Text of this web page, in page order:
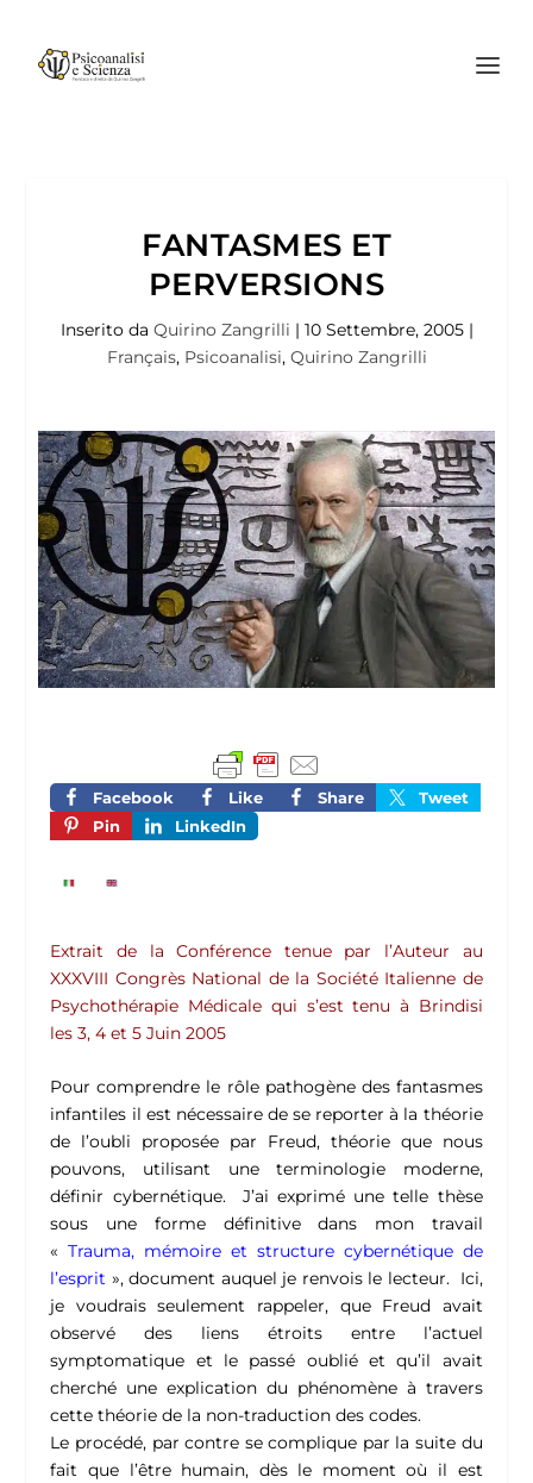
FANTASMES ET
PERVERSIONS
Inserito da Quirino Zangrilli | 10 Settembre, 2005|
Français, Psicoanalisi, Quirino Zangrilli
Facebook Like Share
Tweet
Pin
LinkedIn
Extrait de la Conférence tenue par l’Auteur au
XXXVIII Congrès National de la Société Italienne de
Psychothérapie Médicale qui s’est tenu à Brindisi
les 3, 4 et 5 Juin 2005
Pour comprendre le rôle pathogène des fantasmes
infantiles il est nécessaire de se reporter à la théorie
de l’oubli proposée par Freud, théorie que nous
pouvons, utilisant une terminologie moderne,
définir cybernétique. J’ai exprimé une telle thèse
sous une forme définitive dans mon travail
«Trauma, mémoire et structure cybernétique de
l’esprit », document auquel je renvois le lecteur. Ici,
je voudrais seulement rappeler, que Freud avait
observé des liens étroits entre l’actuel
symptomatique et le passé oublié et qu’il avait
cherché une explication du phénomène à travers
cette théorie de la non-traduction des codes.
Le procédé, par contre se complique par la suite du
fait que l’être humain, dès le moment où il est